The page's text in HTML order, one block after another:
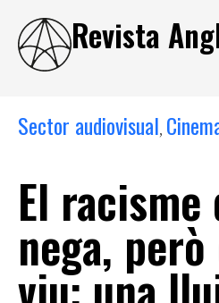
Revista
Sector audiovisual,
El racisme
nega,
viu: una